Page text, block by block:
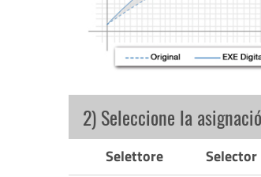
2) Seleccione la
Selettore Selector